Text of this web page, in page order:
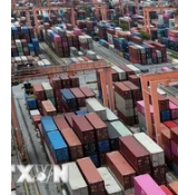
quanh khu vực
La Primerisima
không chỉ là
mà còn là biểu
do. Thông điệp
Bí thư Tô Lâm